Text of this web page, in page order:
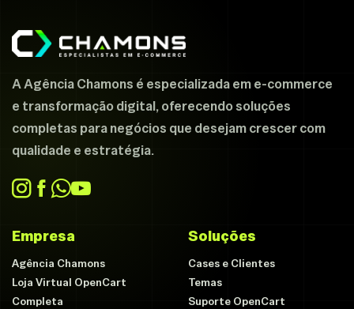
A Agência Chamons é especializada em e-commerce
e transformação digital, oferecendo soluções
completas para negócios que desejam crescer com
qualidade e estratégia.
Empresa
Agência Chamons
Loja Virtual OpenCart
Completa
Soluções
Cases e Clientes
Temas
Suporte OpenCart